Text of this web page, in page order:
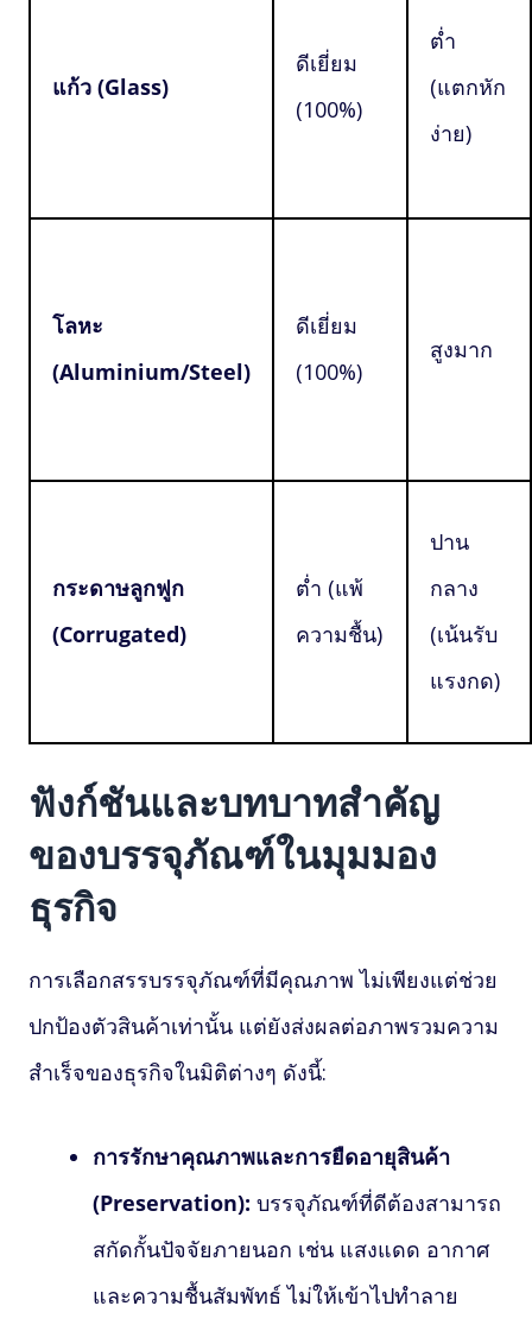
แก้ว (Glass)
ดีเยี่ยม
(100%)
ต่ำ
(แตกหัก
ง่าย)
โลหะ
(Aluminium/Steel)
ดีเยี่ยม
(100%)
สูงมาก
กระดาษลูกฟูก
(Corrugated)
ต่ำ (แพ้
ความชื้น)
ปาน
กลาง
(เน้นรับ
แรงกด)
ฟังก์ชันและบทบาทสำคัญ
ของบรรจุภัณฑ์ในมุมมอง
ธุรกิจ
การเลือกสรรบรรจุภัณฑ์ที่มีคุณภาพ ไม่เพียงแต่ช่วย
ปกป้องตัวสินค้าเท่านั้น แต่ยังส่งผลต่อภาพรวมความ
สำเร็จของธุรกิจในมิติต่างๆ ดังนี้:
การรักษาคุณภาพและการยืดอายุสินค้า
(Preservation): บรรจุภัณฑ์ที่ดีต้องสามารถ
สกัดกั้นปัจจัยภายนอก เช่น แสงแดด อากาศ
และความชื้นสัมพัทธ์ ไม่ให้เข้าไปทำลาย